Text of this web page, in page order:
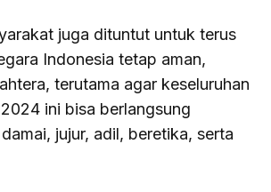
juga dituntut untuk terus
Indonesia tetap aman,
terutama agar keseluruhan
ini bisa berlangsung
jujur, adil, beretika, serta